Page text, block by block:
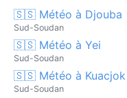
🇸🇸 Météo à Djouba
Sud-Soudan
🇸🇸 Météo à Yei
Sud-Soudan
🇸🇸 Météo à Kuacjok
Sud-Soudan